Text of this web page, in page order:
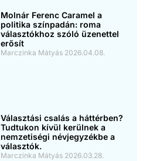
Molnár Ferenc Caramel a
politika színpadán: roma
választókhoz szóló üzenettel
erősít
Marczinka Mátyás 2026.04.08.
Választási csalás a háttérben?
Tudtukon kívül kerülnek a
nemzetiségi névjegyzékbe a
választók.
Marczinka Mátyás 2026.03.28.